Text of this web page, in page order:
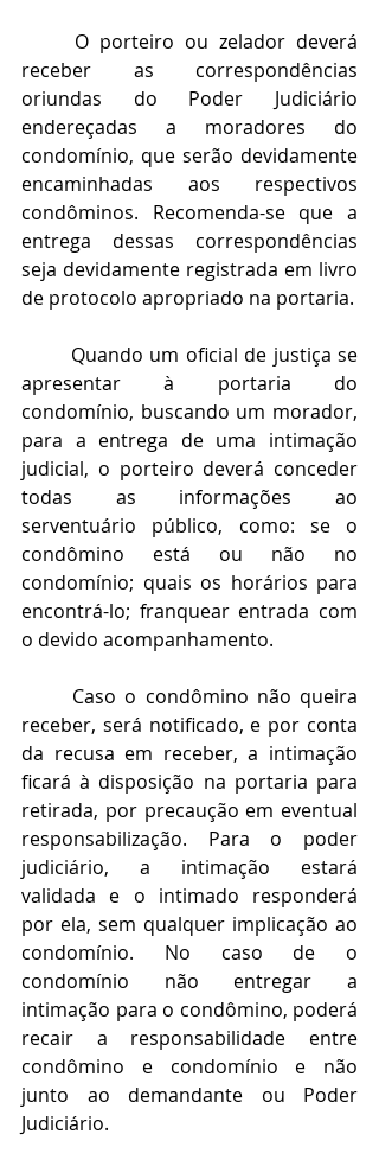
O porteiro ou zelador deverá
receber as correspondências
oriundas do Poder Judiciário
endereçadas a moradores do
condomínio, que serão devidamente
encaminhadas aos respectivos
condôminos. Recomenda-se que a
entrega dessas correspondências
seja devidamente registrada em livro
de protocolo apropriado na portaria.
Quando um oficial de justiça se
apresentar à portaria do
condomínio, buscando um morador,
para a entrega de uma intimação
judicial, o porteiro deverá conceder
todas as informações ao
serventuário público, como: se o
condômino está ou não no
condomínio; quais os horários para
encontrá-lo; franquear entrada com
o devido acompanhamento.
Caso o condômino não queira
receber, será notificado, e por conta
da recusa em receber, a intimação
ficará à disposição na portaria para
retirada, por precaução em eventual
responsabilização. Para o poder
judiciário, a intimação estará
validada e o intimado responderá
por ela, sem qualquer implicação ao
condomínio. No caso de o
condomínio não entregar a
intimação para o condômino, poderá
recair a responsabilidade entre
condômino e condomínio e não
junto ao demandante ou Poder
Judiciário.